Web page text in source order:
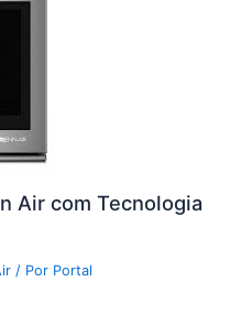
Air com Tecnologia
/ Por Portal